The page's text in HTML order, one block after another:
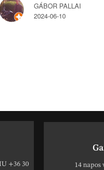
GÁBOR PALLAI
2024-06-10
+36 30
14 napos